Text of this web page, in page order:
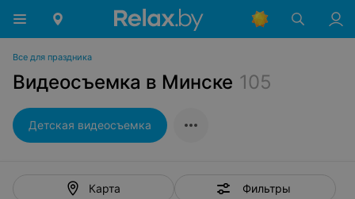
Все для праздника
Видеосъемка в Минске 105
Детская видеосъемка
Карта Фильтры